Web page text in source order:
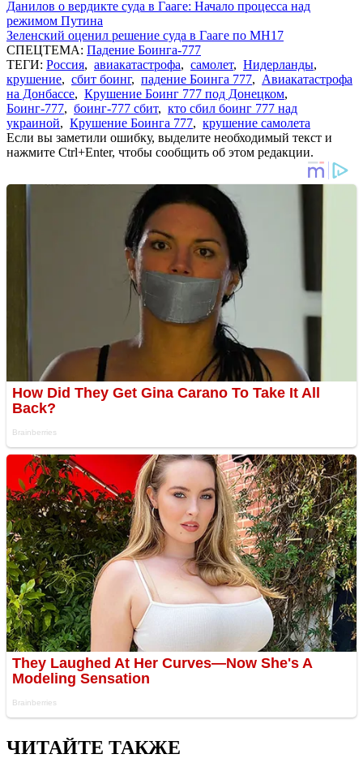
Данилов о вердикте суда в Гааге: Начало процесса над
режимом Путина
Зеленский оценил решение суда в Гааге по MH17
СПЕЦТЕМА: Падение Боинга-777
ТЕГИ: Россия, авиакатастрофа, самолет, Нидерланды,
крушение, сбит боинг, падение Боинга 777, Авиакатастрофа
на Донбассе, Крушение Боинг 777 под Донецком,
Боинг-777, боинг-777 сбит, кто сбил боинг 777 над
украиной, Крушение Боинга 777, крушение самолета
Если вы заметили ошибку, выделите необходимый текст и
нажмите Ctrl+Enter, чтобы сообщить об этом редакции.
ЧИТАЙТЕ ТАКЖЕ